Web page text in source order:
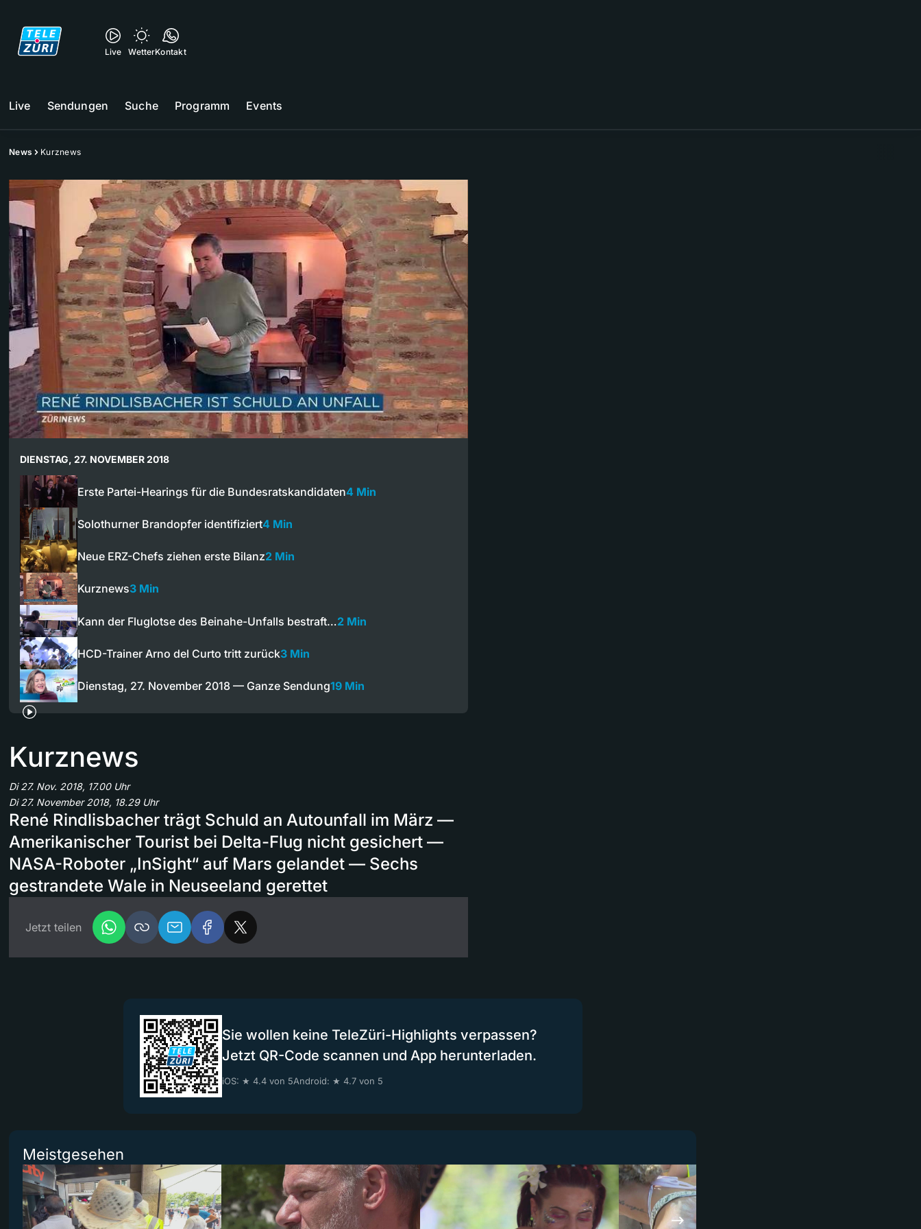
Live WetterKontakt
Live Sendungen Suche Programm Events
News Kurznews
DIENSTAG, 27. NOVEMBER 2018
Erste Partei-Hearings für die Bundesratskandidaten4 Min
Solothurner Brandopfer identifiziert4 Min
Neue ERZ-Chefs ziehen erste Bilanz2 Min
Kurznews3 Min
Kann der Fluglotse des Beinahe-Unfalls bestraft…2 Min
HCD-Trainer Arno del Curto tritt zurück3 Min
Dienstag, 27. November 2018 — Ganze Sendung19 Min
Kurznews
Di 27. Nov. 2018, 17.00 Uhr
Di 27. November 2018, 18.29 Uhr
René Rindlisbacher trägt Schuld an Autounfall im März —
Amerikanischer Tourist bei Delta-Flug nicht gesichert —
NASA-Roboter „InSight“ auf Mars gelandet — Sechs
gestrandete Wale in Neuseeland gerettet
Jetzt teilen
Sie wollen keine TeleZüri-Highlights verpassen?
Jetzt QR-Code scannen und App herunterladen.
iOS: ★ 4.4 von 5Android: ★ 4.7 von 5
Meistgesehen